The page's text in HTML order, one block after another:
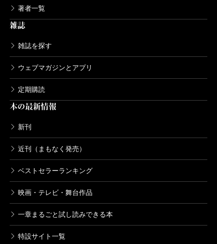
著者一覧
雑誌
雑誌を探す
ウェブマガジンとアプリ
定期購読
本の最新情報
新刊
近刊（まもなく発売）
ベストセラーランキング
映画・テレビ・舞台作品
一章まるごと試し読みできる本
特設サイト一覧